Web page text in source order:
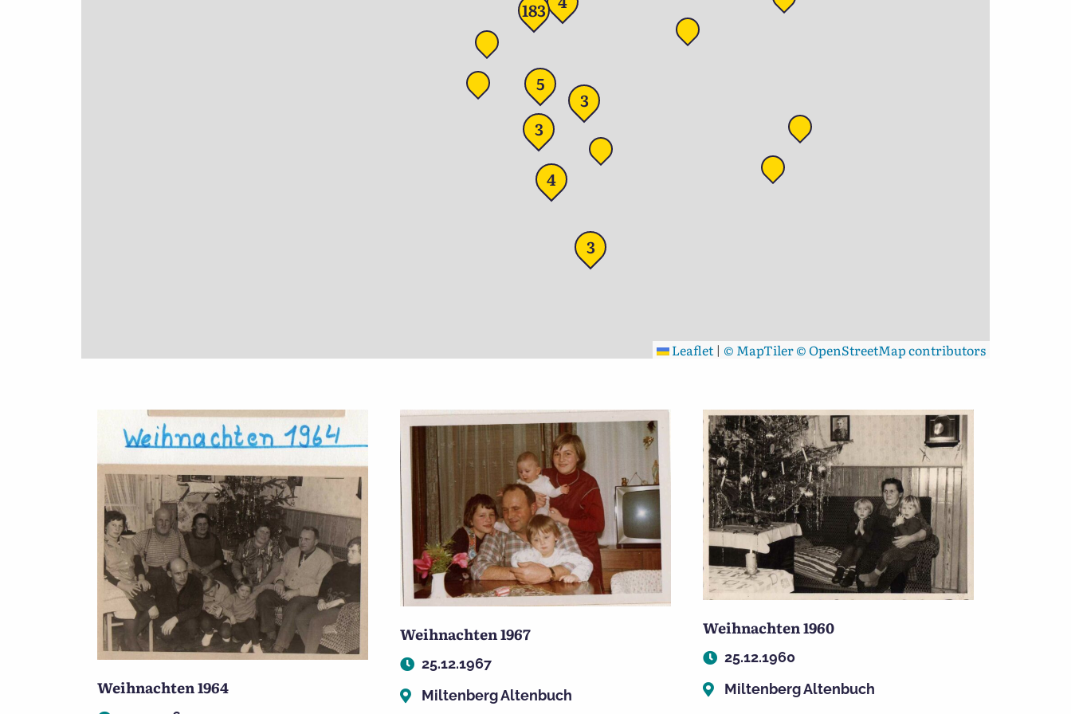
3
3
4
3
183
5
Leaflet | © MapTiler© OpenStreetMap contributors
Weihnachten 1964
Weihnachten 1967
25.12.1967
Miltenberg Altenbuch
Weihnachten 1960
25.12.1960
Miltenberg Altenbuch